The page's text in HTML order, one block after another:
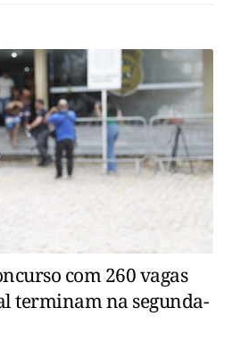
com 260 vagas
terminam na segunda-